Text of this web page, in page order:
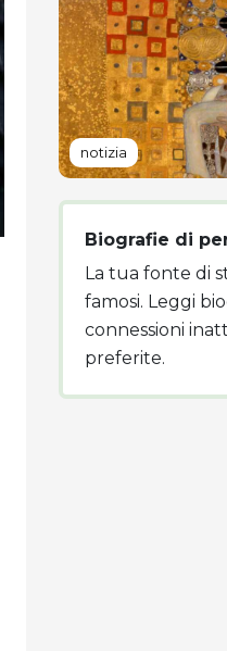
notizia
Biografie di
La tua fonte di
famosi. Leggi
connessioni
preferite.